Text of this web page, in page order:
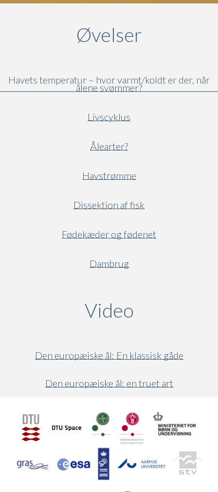
Øvelser
Havets temperatur – hvor varmt/koldt er der, når
ålene svømmer?
Livscyklus
Ålearter?
Havstrømme
Dissektion af fisk
Fødekæder og fødenet
Dambrug
Video
Den europæiske ål: En klassisk gåde
Den europæiske ål: en truet art